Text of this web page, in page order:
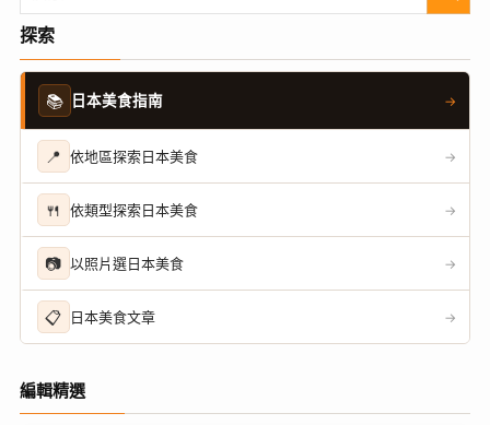
探索
📚 日本美食指南 →
📍 依地區探索日本美食 →
🍴 依類型探索日本美食 →
📷 以照片選日本美食 →
📋 日本美食文章 →
編輯精選